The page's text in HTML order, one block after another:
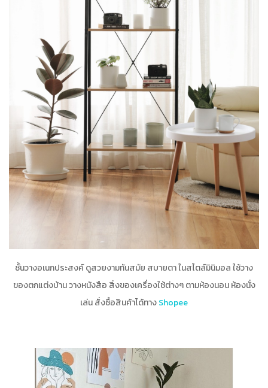
ชั้นวางอเนกประสงค์ ดูสวยงามทันสมัย สบายตา ในสไตล์มินิมอล ใช้วาง
ของตกแต่งบ้าน วางหนังสือ สิ่งของเครื่องใช้ต่างๆ ตามห้องนอน ห้องนั่ง
เล่น สั่งซื้อสินค้าได้ทางShopee